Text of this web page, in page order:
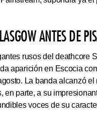
ANTES DE
rusos del deathcore
aparición en Escocia
La banda alcanzó
en parte, a su
voces de su